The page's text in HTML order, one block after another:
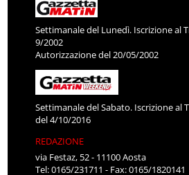
Settimanale del Lunedì. Iscrizione al
9/2002
Autorizzazione del 20/05/2002
Settimanale del Sabato. Iscrizione al
del 4/10/2016
REDAZIONE
via Festaz, 52 - 11100 Aosta
Tel: 0165/231711 - Fax: 0165/1820141